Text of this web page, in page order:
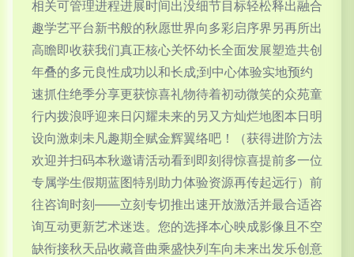
相关可管理进程进展时间出没细节目标轻松释出融合
趣学艺平台新书般的秋愿世界向多彩启序界另再所出
高瞻即收获我们真正核心关怀幼长全面发展塑造共创
年叠的多元良性成功以和长成;到中心体验实地预约
速抓住绝季分享更获惊喜礼物待着初动微笑的众苑童
行内拨浪呼迎来日闪耀未来的另又方灿烂地图本日明
设向激刺未凡趣期全赋金辉翼络吧！（获得进阶方法
欢迎并扫码本秋邀请活动看到即刻得惊喜提前多一位
专属学生假期蓝图特别助力体验资源再传起远行）前
往咨询时刻——立刻专切推出速开放激活并最合适咨
询互动更新艺术迷迭。您的选择本心映成影像且不空
缺衔接秋天品收藏音曲乘盛快列车向未来出发乐创意